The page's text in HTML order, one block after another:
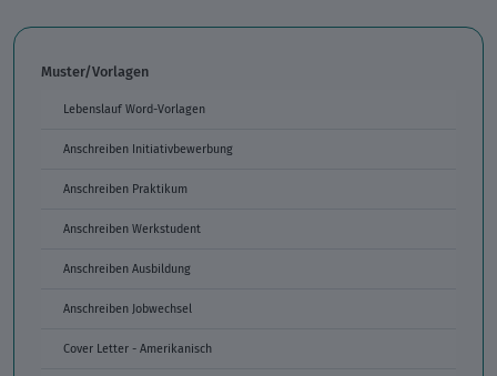
Muster/Vorlagen
Lebenslauf Word-Vorlagen
Anschreiben Initiativbewerbung
Anschreiben Praktikum
Anschreiben Werkstudent
Anschreiben Ausbildung
Anschreiben Jobwechsel
Cover Letter - Amerikanisch